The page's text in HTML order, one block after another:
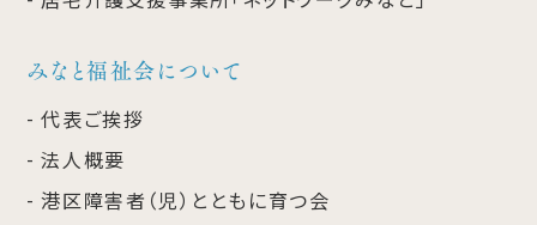
みなと福祉会について
代表ご挨拶
法人概要
港区障害者（児）とともに育つ会